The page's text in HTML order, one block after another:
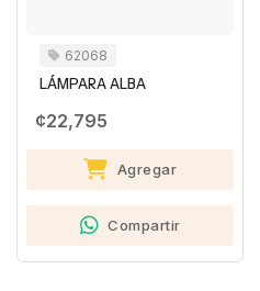
62068
LÁMPARA ALBA
¢22,795
Agregar
Compartir